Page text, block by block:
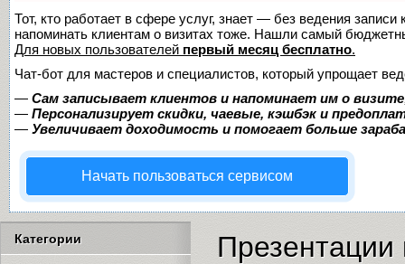
Тот, кто работает в сфере услуг, знает — без ведения
напоминать клиентам о визитах тоже. Нашли самый
Для новых пользователей первый месяц бесплатно.
Чат-бот для мастеров и специалистов, который упрощает
— Сам записывает клиентов и напоминает им о
— Персонализирует скидки, чаевые, кэшбэк и
— Увеличивает доходимость и помогает больше
Начать пользоваться сервисом
Категории